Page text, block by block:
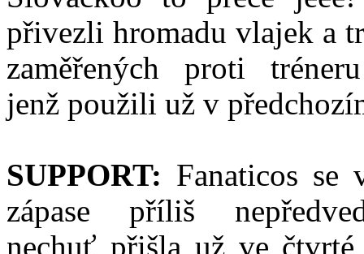
přivezli hromadu vlajek a
zaměřených proti
jenž použili už v
SUPPORT: Fanaticos se
zápase příliš
nechuť přišla už ve